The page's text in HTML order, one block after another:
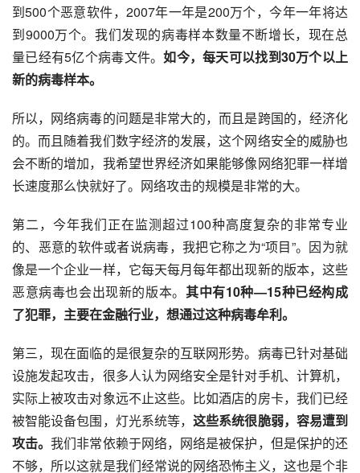
到500个恶意软件，2007年一年是200万个，今年一年将达
到9000万个。我们发现的病毒样本数量不断增长，现在总
量已经有5亿个病毒文件。如今，每天可以找到30万个以上
新的病毒样本。
所以，网络病毒的问题是非常大的，而且是跨国的，经济化
的。而且随着我们数字经济的发展，这个网络安全的威胁也
会不断的增加，我希望世界经济如果能够像网络犯罪一样增
长速度那么快就好了。 网络攻击的规模是非常的大。
第二，今年我们正在监测超过100种高度复杂的非常专业
的、恶意的软件或者说病毒，我把它称之为“项目”。因为就
像是一个企业一样，它每天每月每年都出现新的版本，这些
恶意病毒也会出现新的版本。 其中有10种—15种已经构成
了犯罪，主要在金融行业，想通过这种病毒牟利。
第三，现在面临的是很复杂的互联网形势。病毒已针对基础
设施发起攻击，很多人认为网络安全是针对手机、计算机，
实际上被攻击对象远不止这些。比如酒店的房卡，我们已经
被智能设备包围，灯光系统等，这些系统很脆弱，容易遭到
攻击。我们非常依赖于网络，网络是被保护，但是保护的还
不够，所以这就是我们经常说的网络恐怖主义，这也是个非